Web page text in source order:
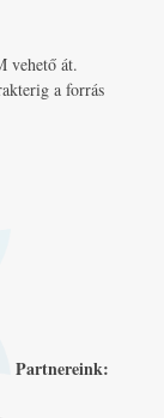
vehető át.
a forrás
Partnereink: